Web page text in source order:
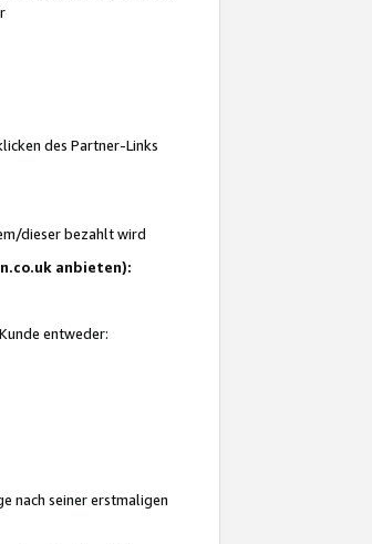
des Partner-Links
dieser bezahlt wird
anbieten):
entweder:
nach seiner erstmaligen